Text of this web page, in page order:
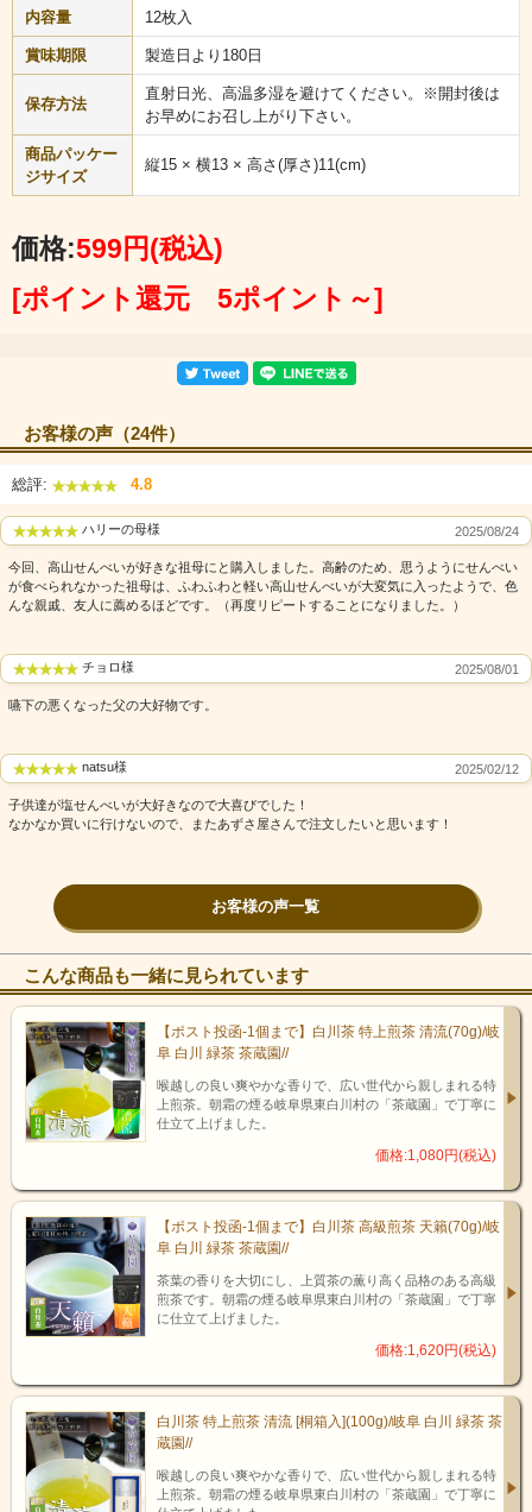
内容量 12枚入
賞味期限 製造日より180日
保存方法
直射日光、高温多湿を避けてください。※開封後は
お早めにお召し上がり下さい。
商品パッケー
ジサイズ
縦15 × 横13 × 高さ(厚さ)11(cm)
価格:599円(税込)
[ポイント還元 5ポイント～]
お客様の声（24件）
総評: 4.8
ハリーの母様 2025/08/24
今回、高山せんべいが好きな祖母にと購入しました。高齢のため、思うようにせんべい
が食べられなかった祖母は、ふわふわと軽い高山せんべいが大変気に入ったようで、色
んな親戚、友人に薦めるほどです。（再度リピートすることになりました。）
チョロ様 2025/08/01
嚥下の悪くなった父の大好物です。
natsu様 2025/02/12
子供達が塩せんべいが大好きなので大喜びでした！
なかなか買いに行けないので、またあずさ屋さんで注文したいと思います！
お客様の声一覧
こんな商品も一緒に見られています
【ポスト投函-1個まで】白川茶 特上煎茶 清流(70g)/岐
阜 白川 緑茶 茶蔵園//
喉越しの良い爽やかな香りで、広い世代から親しまれる特
上煎茶。朝霜の煙る岐阜県東白川村の「茶蔵園」で丁寧に
仕立て上げました。
価格:1,080円(税込)
【ポスト投函-1個まで】白川茶 高級煎茶 天籟(70g)/岐
阜 白川 緑茶 茶蔵園//
茶葉の香りを大切にし、上質茶の薫り高く品格のある高級
煎茶です。朝霜の煙る岐阜県東白川村の「茶蔵園」で丁寧
に仕立て上げました。
価格:1,620円(税込)
白川茶 特上煎茶 清流 [桐箱入](100g)/岐阜 白川 緑茶 茶
蔵園//
喉越しの良い爽やかな香りで、広い世代から親しまれる特
上煎茶。朝霜の煙る岐阜県東白川村の「茶蔵園」で丁寧に